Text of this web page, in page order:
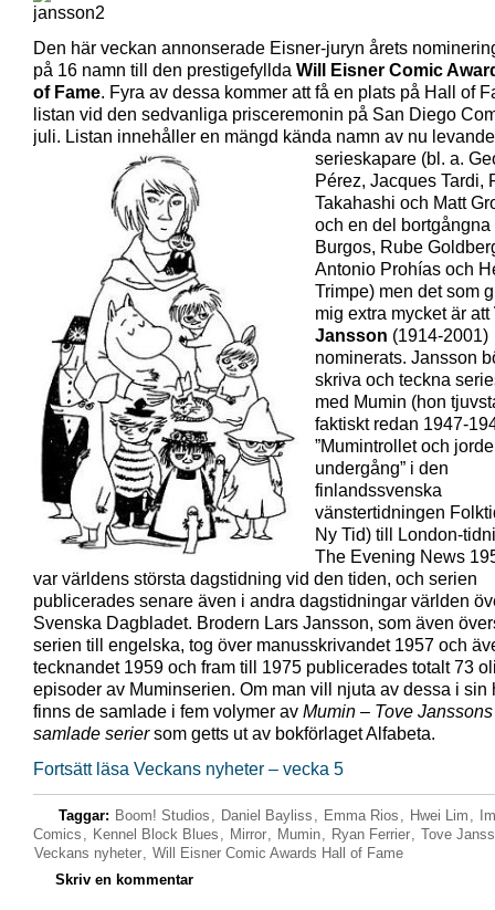
Den här veckan annonserade Eisner-juryn årets
på 16 namn till den prestigefyllda Will Eisner Comic
of Fame. Fyra av dessa kommer att få en plats på Hall of
listan vid den sedvanliga prisceremonin på San Diego
juli. Listan innehåller en mängd kända namn av nu levande
serieskapare (bl. a.
Pérez, Jacques Tardi,
Takahashi och Matt
och en del bortgångna
Burgos, Rube
Antonio Prohías och
Trimpe) men det som
mig extra mycket är att
Jansson (1914-2001)
nominerats. Jansson
skriva och teckna
med Mumin (hon
faktiskt redan 1947-
”Mumintrollet och
undergång” i den
finlandssvenska
vänstertidningen
Ny Tid) till London-
The Evening News
var världens största dagstidning vid den tiden, och serien
publicerades senare även i andra dagstidningar världen
Svenska Dagbladet. Brodern Lars Jansson, som även
serien till engelska, tog över manusskrivandet 1957 och
tecknandet 1959 och fram till 1975 publicerades totalt 73
episoder av Muminserien. Om man vill njuta av dessa i sin
finns de samlade i fem volymer av Mumin – Tove Janssons
samlade seriersom getts ut av bokförlaget Alfabeta.
Fortsätt läsa Veckans nyheter – vecka 5
Taggar: Boom! Studios , Daniel Bayliss , Emma Rios , Hwei Lim ,
Comics , Kennel Block Blues , Mirror, Mumin, Ryan Ferrier, Tove
Veckans nyheter, Will Eisner Comic Awards Hall of Fame
Skriv en kommentar